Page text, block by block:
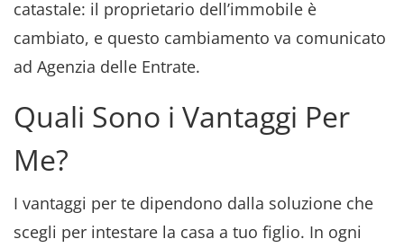
catastale: il proprietario dell’immobile è
cambiato, e questo cambiamento va comunicato
ad Agenzia delle Entrate.
Quali Sono i Vantaggi Per
Me?
I vantaggi per te dipendono dalla soluzione che
scegli per intestare la casa a tuo figlio. In ogni